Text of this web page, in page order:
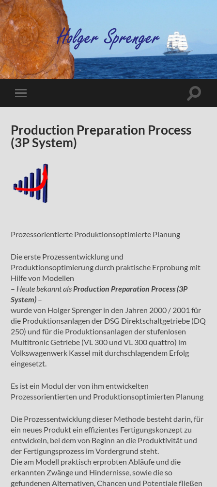
Production Preparation Process
(3P System)
Prozessorientierte Produktionsoptimierte Planung
Die erste Prozessentwicklung und
Produktionsoptimierung durch praktische Erprobung mit
Hilfe von Modellen
– Heute bekannt alsProduction Preparation Process (3P
System) –
wurde von Holger Sprenger in den Jahren 2000 / 2001 für
die Produktionsanlagen der DSG Direktschaltgetriebe (DQ
250) und für die Produktionsanlagen der stufenlosen
Multitronic Getriebe (VL 300 und VL 300 quattro) im
Volkswagenwerk Kassel mit durchschlagendem Erfolg
eingesetzt.
Es ist ein Modul der von ihm entwickelten
Prozessorientierten und Produktionsoptimierten Planung
Die Prozessentwicklung dieser Methode besteht darin, für
ein neues Produkt ein effizientes Fertigungskonzept zu
entwickeln, bei dem von Beginn an die Produktivität und
der Fertigungsprozess im Vordergrund steht.
Die am Modell praktisch erprobten Abläufe und die
erkannten Zwänge und Hindernisse, sowie die so
gefundenen Alternativen, Chancen und Potentiale fließen